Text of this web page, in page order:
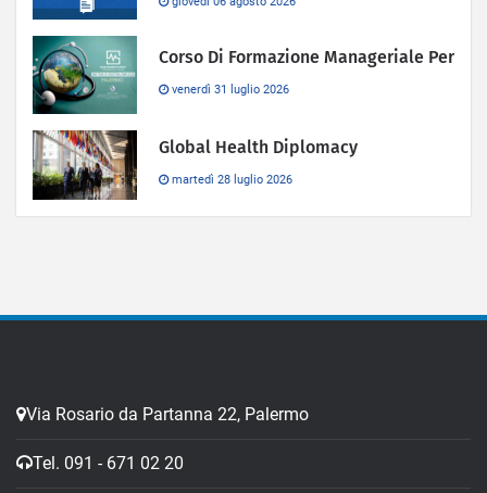
Corso Di Formazione Manageriale Per
venerdì 31 luglio 2026
Global Health Diplomacy
martedì 28 luglio 2026
Via Rosario da Partanna 22, Palermo
Tel. 091 - 671 02 20